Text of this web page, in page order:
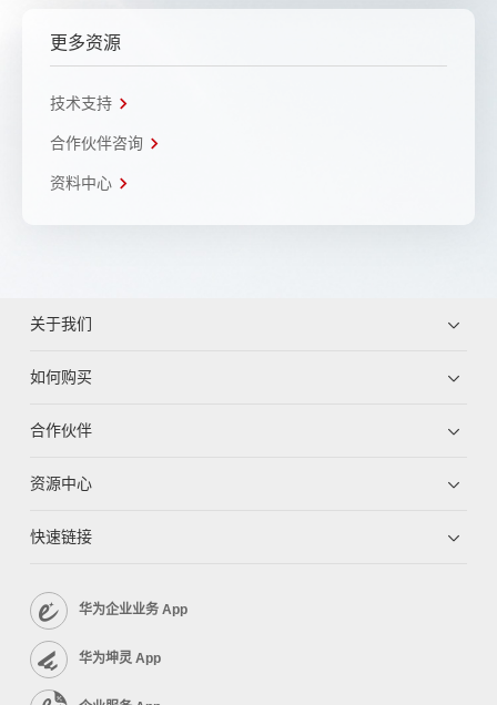
更多资源
技术支持
合作伙伴咨询
资料中心
关于我们
如何购买
合作伙伴
资源中心
快速链接
华为企业业务 App
华为坤灵 App